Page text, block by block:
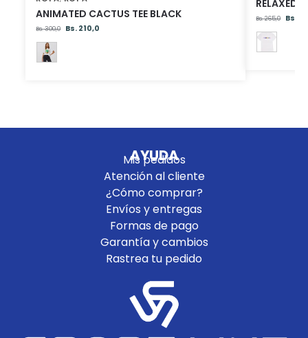
ANIMATED CACTUS TEE BLACK
Bs.300,0 Bs.210,0
RELAXED
Bs.265,0 Bs.
AYUDA
Mis pedidos
Atención al cliente
¿Cómo comprar?
Envíos y entregas
Formas de pago
Garantía y cambios
Rastrea tu pedido